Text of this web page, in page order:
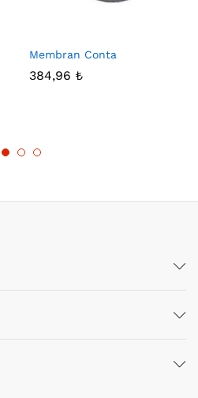
Membran Conta
384,96 ₺